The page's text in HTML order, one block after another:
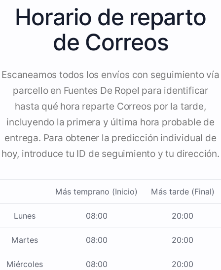
Horario de reparto
de Correos
Escaneamos todos los envíos con seguimiento vía
parcello en Fuentes De Ropel para identificar
hasta qué hora reparte Correos por la tarde,
incluyendo la primera y última hora probable de
entrega. Para obtener la predicción individual de
hoy, introduce tu ID de seguimiento y tu dirección.
Más temprano (Inicio) Más tarde (Final)
Lunes 08:00 20:00
Martes 08:00 20:00
Miércoles 08:00 20:00